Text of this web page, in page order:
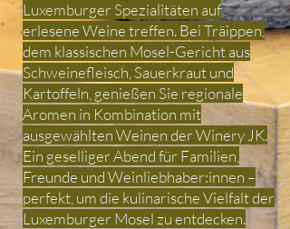
Luxemburger Spezialitäten auf
erlesene Weine treffen. Bei Träippen,
dem klassischen Mosel-Gericht aus
Schweinefleisch, Sauerkraut und
Kartoffeln, genießen Sie regionale
Aromen in Kombination mit
ausgewählten Weinen der Winery JK.
Ein geselliger Abend für Familien,
Freunde und Weinliebhaber:innen –
perfekt, um die kulinarische Vielfalt der
Luxemburger Mosel zu entdecken.